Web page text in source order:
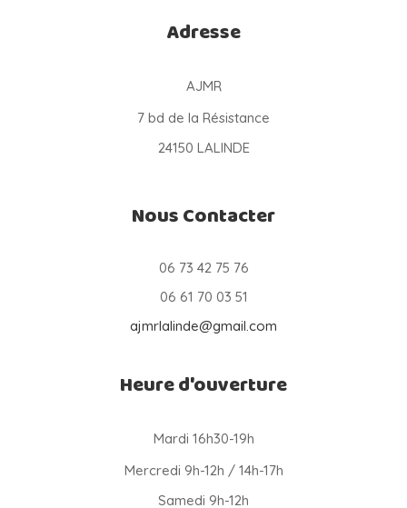
Adresse
AJMR
7 bd de la Résistance
24150 LALINDE
Nous Contacter
06 73 42 75 76
06 61 70 03 51
ajmrlalinde@gmail.com
Heure d'ouverture
Mardi 16h30-19h
Mercredi 9h-12h / 14h-17h
Samedi 9h-12h